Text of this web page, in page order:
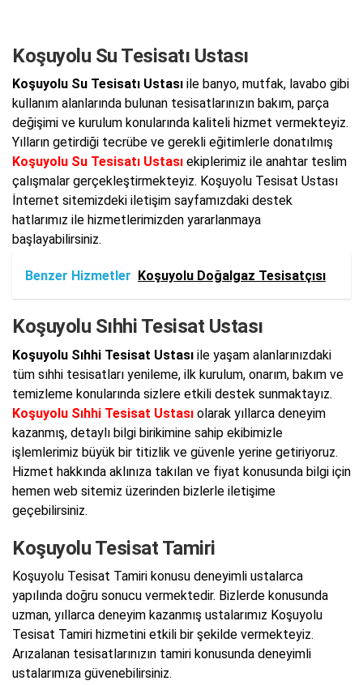
Koşuyolu Su Tesisatı Ustası
Koşuyolu Su Tesisatı Ustası ile banyo, mutfak, lavabo gibi
kullanım alanlarında bulunan tesisatlarınızın bakım, parça
değişimi ve kurulum konularında kaliteli hizmet vermekteyiz.
Yılların getirdiği tecrübe ve gerekli eğitimlerle donatılmış
Koşuyolu Su Tesisatı Ustası ekiplerimiz ile anahtar teslim
çalışmalar gerçekleştirmekteyiz. Koşuyolu Tesisat Ustası
İnternet sitemizdeki iletişim sayfamızdaki destek
hatlarımız ile hizmetlerimizden yararlanmaya
başlayabilirsiniz.
Benzer Hizmetler Koşuyolu Doğalgaz Tesisatçısı
Koşuyolu Sıhhi Tesisat Ustası
Koşuyolu Sıhhi Tesisat Ustası ile yaşam alanlarınızdaki
tüm sıhhi tesisatları yenileme, ilk kurulum, onarım, bakım ve
temizleme konularında sizlere etkili destek sunmaktayız.
Koşuyolu Sıhhi Tesisat Ustası olarak yıllarca deneyim
kazanmış, detaylı bilgi birikimine sahip ekibimizle
işlemlerimiz büyük bir titizlik ve güvenle yerine getiriyoruz.
Hizmet hakkında aklınıza takılan ve fiyat konusunda bilgi için
hemen web sitemiz üzerinden bizlerle iletişime
geçebilirsiniz.
Koşuyolu Tesisat Tamiri
Koşuyolu Tesisat Tamiri konusu deneyimli ustalarca
yapılında doğru sonucu vermektedir. Bizlerde konusunda
uzman, yıllarca deneyim kazanmış ustalarımız Koşuyolu
Tesisat Tamiri hizmetini etkili bir şekilde vermekteyiz.
Arızalanan tesisatlarınızın tamiri konusunda deneyimli
ustalarımıza güvenebilirsiniz.